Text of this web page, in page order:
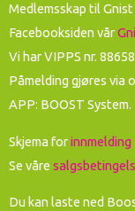
Medlemsskap til
Facebooksiden vår
Vi har VIPPS nr.
Påmelding gjøres via
APP: BOOST System.
Skjema forinnmelding
Se våre
Du kan laste ned